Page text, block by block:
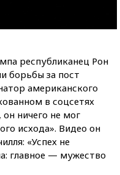
республиканец Рон
борьбы за пост
американского
в соцсетях
ничего не мог
исхода». Видео он
«Успех не
главное — мужество